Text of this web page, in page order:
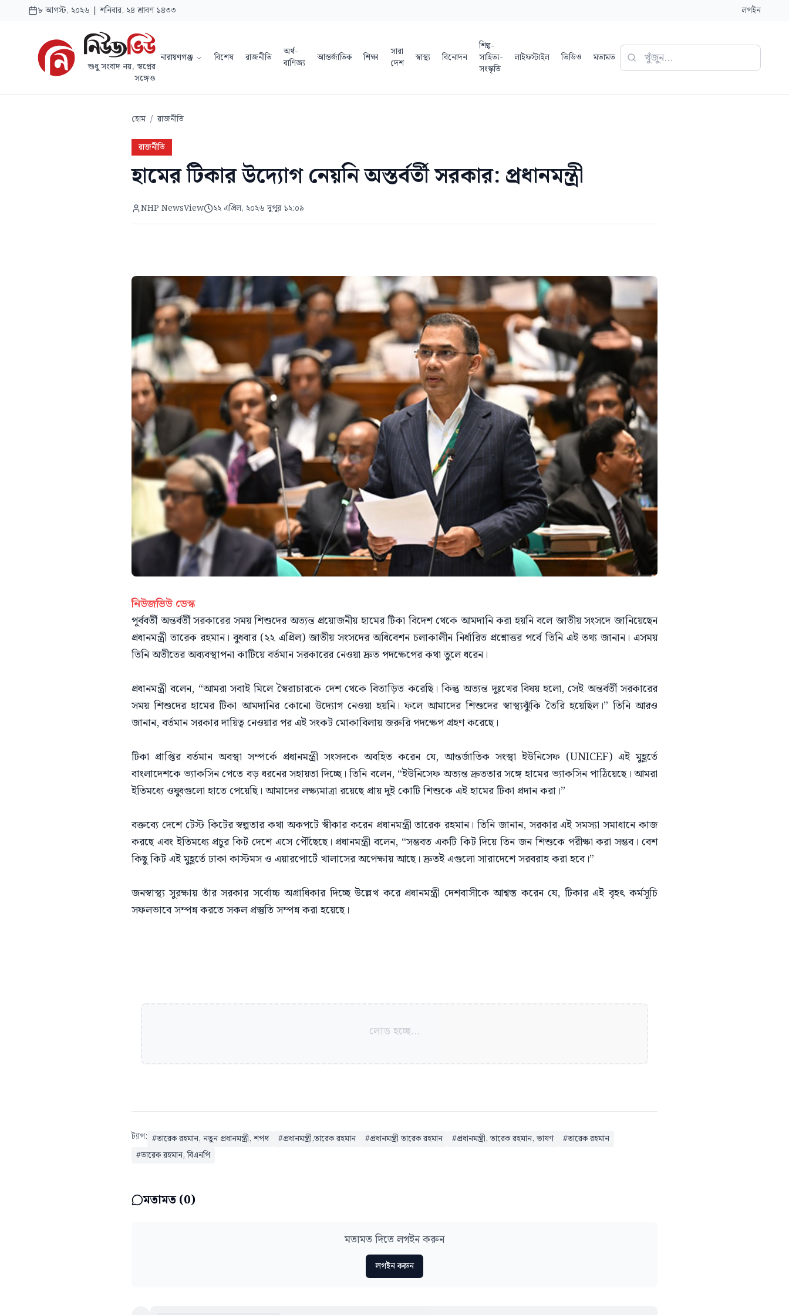
৮ আগস্ট, ২০২৬ | শনিবার, ২৪ শ্রাবণ ১৪৩৩ লগইন
শুধু সংবাদ নয়, স্বপ্নের
সঙ্গেও
নারায়ণগঞ্জ বিশেষ রাজনীতি
অর্থ-
বাণিজ্য
আন্তর্জাতিক শিক্ষা
সারা
দেশ
স্বাস্থ্য বিনোদন
শিল্প-
সাহিত্য-
সংস্কৃতি
লাইফস্টাইল ভিডিও মতামত
হোম / রাজনীতি
রাজনীতি
হামের টিকার উদ্যোগ নেয়নি অস্তর্বর্তী সরকার: প্রধানমন্ত্রী
NHP NewsView ২২ এপ্রিল, ২০২৬ দুপুর ১২:০৯
নিউজভিউ ডেস্ক
পূর্ববর্তী অন্তর্বর্তী সরকারের সময় শিশুদের অত্যন্ত প্রয়োজনীয় হামের টিকা বিদেশ থেকে আমদানি করা হয়নি বলে জাতীয় সংসদে জানিয়েছেন
প্রধানমন্ত্রী তারেক রহমান। বুধবার (২২ এপ্রিল) জাতীয় সংসদের অধিবেশন চলাকালীন নির্ধারিত প্রশ্নোত্তর পর্বে তিনি এই তথ্য জানান। এসময়
তিনি অতীতের অব্যবস্থাপনা কাটিয়ে বর্তমান সরকারের নেওয়া দ্রুত পদক্ষেপের কথা তুলে ধরেন।
প্রধানমন্ত্রী বলেন, “আমরা সবাই মিলে স্বৈরাচারকে দেশ থেকে বিতাড়িত করেছি। কিন্তু অত্যন্ত দুঃখের বিষয় হলো, সেই অন্তর্বর্তী সরকারের
সময় শিশুদের হামের টিকা আমদানির কোনো উদ্যোগ নেওয়া হয়নি। ফলে আমাদের শিশুদের স্বাস্থ্যঝুঁকি তৈরি হয়েছিল।” তিনি আরও
জানান, বর্তমান সরকার দায়িত্ব নেওয়ার পর এই সংকট মোকাবিলায় জরুরি পদক্ষেপ গ্রহণ করেছে।
টিকা প্রাপ্তির বর্তমান অবস্থা সম্পর্কে প্রধানমন্ত্রী সংসদকে অবহিত করেন যে, আন্তর্জাতিক সংস্থা ইউনিসেফ (UNICEF) এই মুহূর্তে
বাংলাদেশকে ভ্যাকসিন পেতে বড় ধরনের সহায়তা দিচ্ছে। তিনি বলেন, “ইউনিসেফ অত্যন্ত দ্রুততার সঙ্গে হামের ভ্যাকসিন পাঠিয়েছে। আমরা
ইতিমধ্যে ওষুধগুলো হাতে পেয়েছি। আমাদের লক্ষ্যমাত্রা রয়েছে প্রায় দুই কোটি শিশুকে এই হামের টিকা প্রদান করা।”
বক্তব্যে দেশে টেস্ট কিটের স্বল্পতার কথা অকপটে স্বীকার করেন প্রধানমন্ত্রী তারেক রহমান। তিনি জানান, সরকার এই সমস্যা সমাধানে কাজ
করছে এবং ইতিমধ্যে প্রচুর কিট দেশে এসে পৌঁছেছে। প্রধানমন্ত্রী বলেন, “সম্ভবত একটি কিট দিয়ে তিন জন শিশুকে পরীক্ষা করা সম্ভব। বেশ
কিছু কিট এই মুহূর্তে ঢাকা কাস্টমস ও এয়ারপোর্টে খালাসের অপেক্ষায় আছে। দ্রুতই এগুলো সারাদেশে সরবরাহ করা হবে।”
জনস্বাস্থ্য সুরক্ষায় তাঁর সরকার সর্বোচ্চ অগ্রাধিকার দিচ্ছে উল্লেখ করে প্রধানমন্ত্রী দেশবাসীকে আশ্বস্ত করেন যে, টিকার এই বৃহৎ কর্মসূচি
সফলভাবে সম্পন্ন করতে সকল প্রস্তুতি সম্পন্ন করা হয়েছে।
লোড হচ্ছে...
ট্যাগ: #তারেক রহমান, নতুন প্রধানমন্ত্রী, শপথ #প্রধানমন্ত্রী,তারেক রহমান #প্রধানমন্ত্রী তারেক রহমান #প্রধানমন্ত্রী, তারেক রহমান, ভাষণ #তারেক রহমান
#তারেক রহমান, বিএনপি
মতামত (0)
মতামত দিতে লগইন করুন
লগইন করুন